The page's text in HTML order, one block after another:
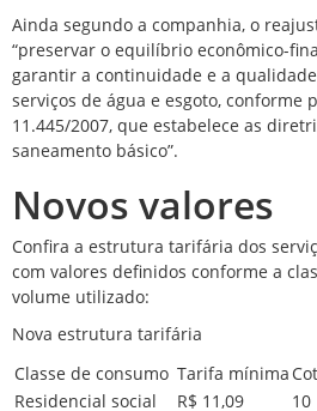
Ainda segundo a companhia, o
“preservar o equilíbrio econômico-
garantir a continuidade e a
serviços de água e esgoto, conforme
11.445/2007, que estabelece as
saneamento básico”.
Novos valores
Confira a estrutura tarifária dos
com valores definidos conforme a
volume utilizado:
Nova estrutura tarifária
Classe de consumo Tarifa mínima
Residencial social
R$ 11,09
10